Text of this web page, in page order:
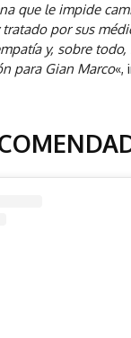
que le impide
por sus
y, sobre todo,
para Gian Marco«,